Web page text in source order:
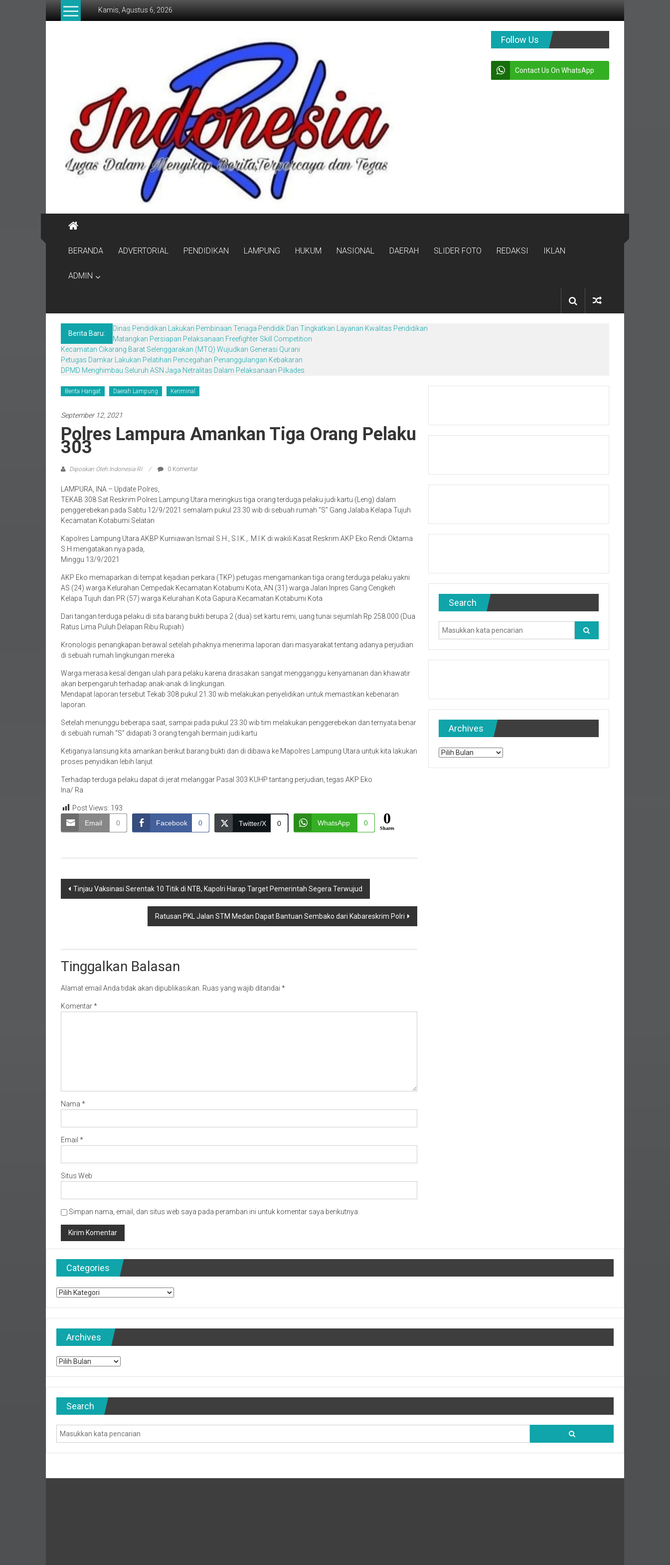
Lompat
Kamis, Agustus 6, 2026
Menyikap
Berita,Terpercaya
Tegas
Follow Us
Contact Us On WhatsApp
BERANDA ADVERTORIAL PENDIDIKAN LAMPUNG HUKUM NASIONAL DAERAH SLIDER FOTO REDAKSI IKLAN
ADMIN
Berita Baru:
Dinas Pendidikan Lakukan Pembinaan Tenaga Pendidik Dan Tingkatkan Layanan Kwalitas Pendidikan
Matangkan Persiapan Pelaksanaan Freefighter Skill Competition
Kecamatan Cikarang Barat Selenggarakan (MTQ) Wujudkan Generasi Qurani
Petugas Damkar Lakukan Pelatihan Pencegahan Penanggulangan Kebakaran
DPMD Menghimbau Seluruh ASN Jaga Netralitas Dalam Pelaksanaan Pilkades
Berita Hangat Daerah Lampung Keriminal
September 12, 2021
Polres Lampura Amankan Tiga Orang Pelaku
303
Diposkan Oleh:Indonesia RI 0 Komentar
LAMPURA, INA – Update Polres,
TEKAB 308 Sat Reskrim Polres Lampung Utara meringkus tiga orang terduga pelaku judi kartu (Leng) dalam
penggerebekan pada Sabtu 12/9/2021 semalam pukul 23.30 wib di sebuah rumah “S” Gang Jalaba Kelapa Tujuh
Kecamatan Kotabumi Selatan
Kapolres Lampung Utara AKBP Kurniawan Ismail S.H., S.I.K.,. M.I.K di wakili Kasat Reskrim AKP Eko Rendi Oktama
S.H mengatakan nya pada,
Minggu 13/9/2021
AKP Eko memaparkan di tempat kejadian perkara (TKP) petugas mengamankan tiga orang terduga pelaku yakni
AS (24) warga Kelurahan Cempedak Kecamatan Kotabumi Kota, AN (31) warga Jalan Inpres Gang Cengkeh
Kelapa Tujuh dan PR (57) warga Kelurahan Kota Gapura Kecamatan Kotabumi Kota
Dari tangan terduga pelaku di sita barang bukti berupa 2 (dua) set kartu remi, uang tunai sejumlah Rp 258.000 (Dua
Ratus Lima Puluh Delapan Ribu Rupiah)
Kronologis penangkapan berawal setelah pihaknya menerima laporan dari masyarakat tentang adanya perjudian
di sebuah rumah lingkungan mereka
Warga merasa kesal dengan ulah para pelaku karena dirasakan sangat mengganggu kenyamanan dan khawatir
akan berpengaruh terhadap anak-anak di lingkungan.
Mendapat laporan tersebut Tekab 308 pukul 21.30 wib melakukan penyelidikan untuk memastikan kebenaran
laporan.
Setelah menunggu beberapa saat, sampai pada pukul 23.30 wib tim melakukan penggerebekan dan ternyata benar
di sebuah rumah “S” didapati 3 orang tengah bermain judi kartu
Ketiganya lansung kita amankan berikut barang bukti dan di dibawa ke Mapolres Lampung Utara untuk kita lakukan
proses penyidikan lebih lanjut
Terhadap terduga pelaku dapat di jerat melanggar Pasal 303 KUHP tantang perjudian, tegas AKP Eko
Ina/ Ra
Post Views: 193
Email
0 Facebook 0 Twitter/X 0 WhatsApp 0 0
Shares
Navigasi
Tinjau Vaksinasi Serentak 10 Titik di NTB, Kapolri Harap Target Pemerintah Segera Terwujud
Ratusan PKL Jalan STM Medan Dapat Bantuan Sembako dari Kabareskrim Polri
Tinggalkan Balasan
Alamat email Anda tidak akan dipublikasikan. Ruas yang wajib ditandai *
Komentar*
Nama *
Email *
Situs Web
Simpan nama, email, dan situs web saya pada peramban ini untuk komentar saya berikutnya.
Search
Archives
Archives
Categories
Categories
Archives
Archives
Search